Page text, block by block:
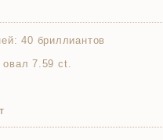
40 бриллиантов
овал 7.59 ct.